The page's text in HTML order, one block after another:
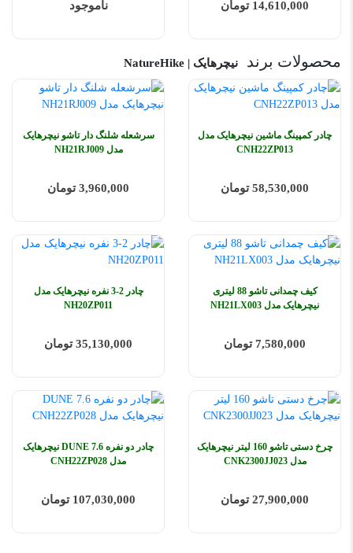
14,610,000 تومان ناموجود
محصولات برند نیچرهایک | NatureHike
چادر کمپینگ ماشین نیچرهایک مدل
CNH22ZP013
58,530,000 تومان
سرشعله شلنگ دار تاشو نیچرهایک
مدل NH21RJ009
3,960,000 تومان
کیف چمدانی تاشو 88 لیتری
نیچرهایک مدل NH21LX003
7,580,000 تومان
چادر 2-3 نفره نیچرهایک مدل
NH20ZP011
35,130,000 تومان
چرخ دستی تاشو 160 لیتر نیچرهایک
مدل CNK2300JJ023
27,900,000 تومان
چادر دو نفره 7.6 DUNE نیچرهایک
مدل CNH22ZP028
107,030,000 تومان